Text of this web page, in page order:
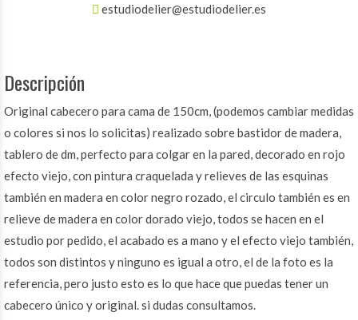
estudiodelier@estudiodelier.es
Descripción
Original cabecero para cama de 150cm, (podemos cambiar medidas
o colores si nos lo solicitas) realizado sobre bastidor de madera,
tablero de dm, perfecto para colgar en la pared, decorado en rojo
efecto viejo, con pintura craquelada y relieves de las esquinas
también en madera en color negro rozado, el circulo también es en
relieve de madera en color dorado viejo, todos se hacen en el
estudio por pedido, el acabado es a mano y el efecto viejo también,
todos son distintos y ninguno es igual a otro, el de la foto es la
referencia, pero justo esto es lo que hace que puedas tener un
cabecero único y original. si dudas consultamos.